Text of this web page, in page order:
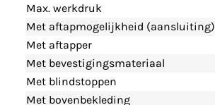
Max. werkdruk
Met aftapmogelijkheid (aansluiting)
Met aftapper
Met bevestigingsmateriaal
Met blindstoppen
Met bovenbekleding